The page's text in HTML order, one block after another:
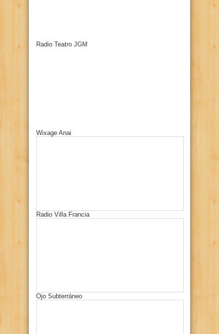
Radio Teatro JGM
Wixage Anai
Radio Villa Francia
Ojo Subterráneo